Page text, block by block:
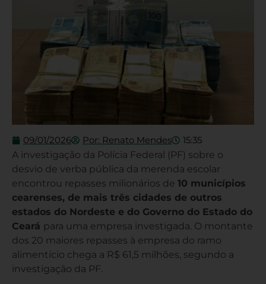
09/01/2026 Por: Renato Mendes 15:35
A investigação da Polícia Federal (PF) sobre o
desvio de verba pública da merenda escolar
encontrou repasses milionários de 10 municípios
cearenses, de mais três cidades de outros
estados do Nordeste e do Governo do Estado do
Ceará para uma empresa investigada. O montante
dos 20 maiores repasses à empresa do ramo
alimentício chega a R$ 61,5 milhões, segundo a
investigação da PF.